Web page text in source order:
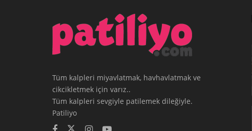
Tüm kalpleri miyavlatmak, havhavlatmak ve
cikcikletmek için varız..
Tüm kalpleri sevgiyle patilemek dileğiyle.
Patiliyo